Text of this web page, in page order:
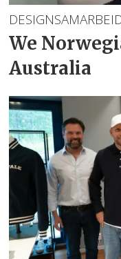
We
Australia